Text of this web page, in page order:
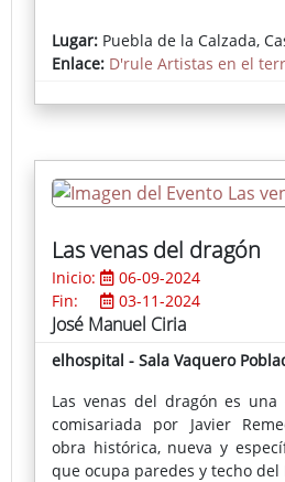
Una lección de historia, un
obra universal. Cinco siglos
mirada crítica, ofrecemos
cautivadora para reflexionar
ética, la moralidad y la
ejercicio del poder.
Lugar: Puebla de la Calzada,
Enlace: D'rule Artistas en el
Las venas del dragón
Inicio:
06-09-2024
Fin:
03-11-2024
José Manuel Ciria
elhospital - Sala Vaquero
Las venas del dragón es una
comisariada por Javier
obra histórica, nueva y
que ocupa paredes y techo del